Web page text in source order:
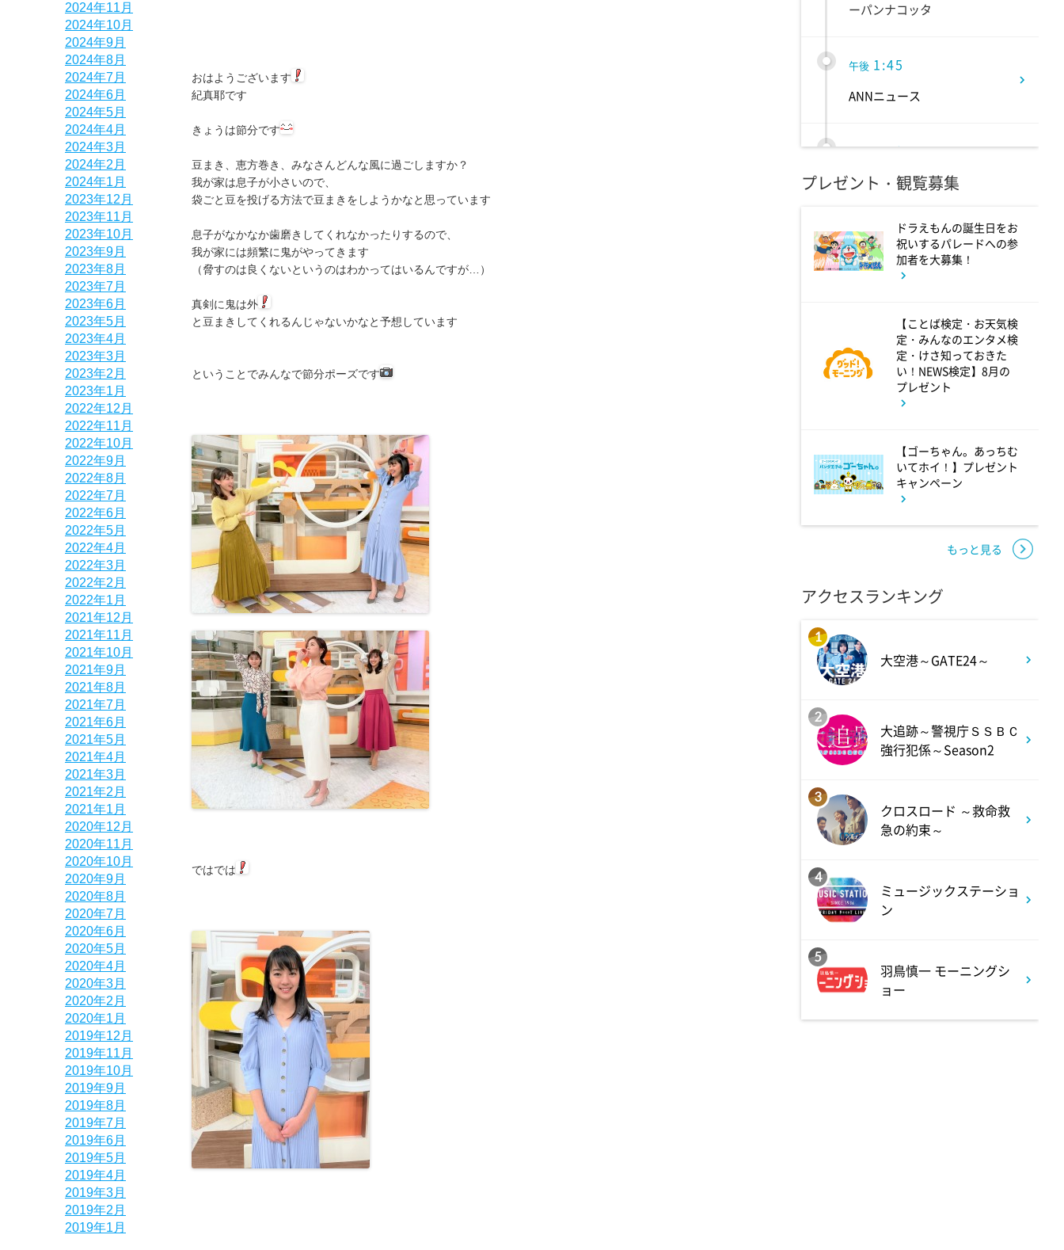
2024年11月
2024年10月
2024年9月
2024年8月
2024年7月
2024年6月
2024年5月
2024年4月
2024年3月
2024年2月
2024年1月
2023年12月
2023年11月
2023年10月
2023年9月
2023年8月
2023年7月
2023年6月
2023年5月
2023年4月
2023年3月
2023年2月
2023年1月
2022年12月
2022年11月
2022年10月
2022年9月
2022年8月
2022年7月
2022年6月
2022年5月
2022年4月
2022年3月
2022年2月
2022年1月
2021年12月
2021年11月
2021年10月
2021年9月
2021年8月
2021年7月
2021年6月
2021年5月
2021年4月
2021年3月
2021年2月
2021年1月
2020年12月
2020年11月
2020年10月
2020年9月
2020年8月
2020年7月
2020年6月
2020年5月
2020年4月
2020年3月
2020年2月
2020年1月
2019年12月
2019年11月
2019年10月
2019年9月
2019年8月
2019年7月
2019年6月
2019年5月
2019年4月
2019年3月
2019年2月
2019年1月
おはようございます
紀真耶です
きょうは節分です
豆まき、恵方巻き、みなさんどんな風に過ごしますか？
我が家は息子が小さいので、
袋ごと豆を投げる方法で豆まきをしようかなと思っています
息子がなかなか歯磨きしてくれなかったりするので、
我が家には頻繁に鬼がやってきます
（脅すのは良くないというのはわかってはいるんですが…）
真剣に鬼は外
と豆まきしてくれるんじゃないかなと予想しています
ということでみんなで節分ポーズです
ではでは
ーパンナコッタ
午後 1:45
ANNニュース
午後 1:50
TOKYO EVERYONE
午後 1:55
午後もじゅん散歩
2:53
科捜研の女12 #3
3:50
午後 4:48
スーパーJチャンネル 井澤健
太朗と森山みなみが<ニュース
ザワつく!路線バスで寄り道の
旅 【“東京&横浜"2大都市の地
よる 8:00
M-1王者たくろうの滋賀の魅力
プレゼンツアー
よる 8:54
私の幸福時間
よる 9:00
プレゼント・観覧募集
ドラえもんの誕生日をお
祝いするパレードへの参
加者を大募集！
【ことば検定・お天気検
定・みんなのエンタメ検
定・けさ知っておきた
い！NEWS検定】8月の
プレゼント
【ゴーちゃん。あっちむ
いてホイ！】プレゼント
キャンペーン
もっと見る
アクセスランキング
1
大空港～GATE24～
2
大追跡～警視庁ＳＳＢＣ
強行犯係～Season2
3
クロスロード ～救命救
急の約束～
4
ミュージックステーショ
ン
5
羽鳥慎一 モーニングシ
ョー